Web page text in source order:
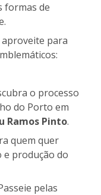
formas de
para
o processo
do Porto em
Ramos Pinto.
quem quer
produção do
pelas